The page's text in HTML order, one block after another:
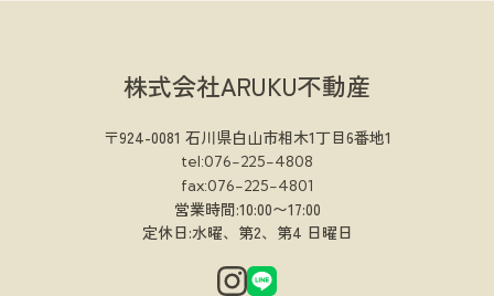
株式会社ARUKU不動産
〒924-0081 石川県白山市相木1丁目6番地1
tel:076-225-4808
fax:076-225-4801
営業時間:10:00〜17:00
定休日:水曜、第2、第4 日曜日